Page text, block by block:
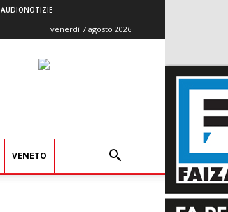
AUDIONOTIZIE
venerdì 7 agosto 2026
VENETO